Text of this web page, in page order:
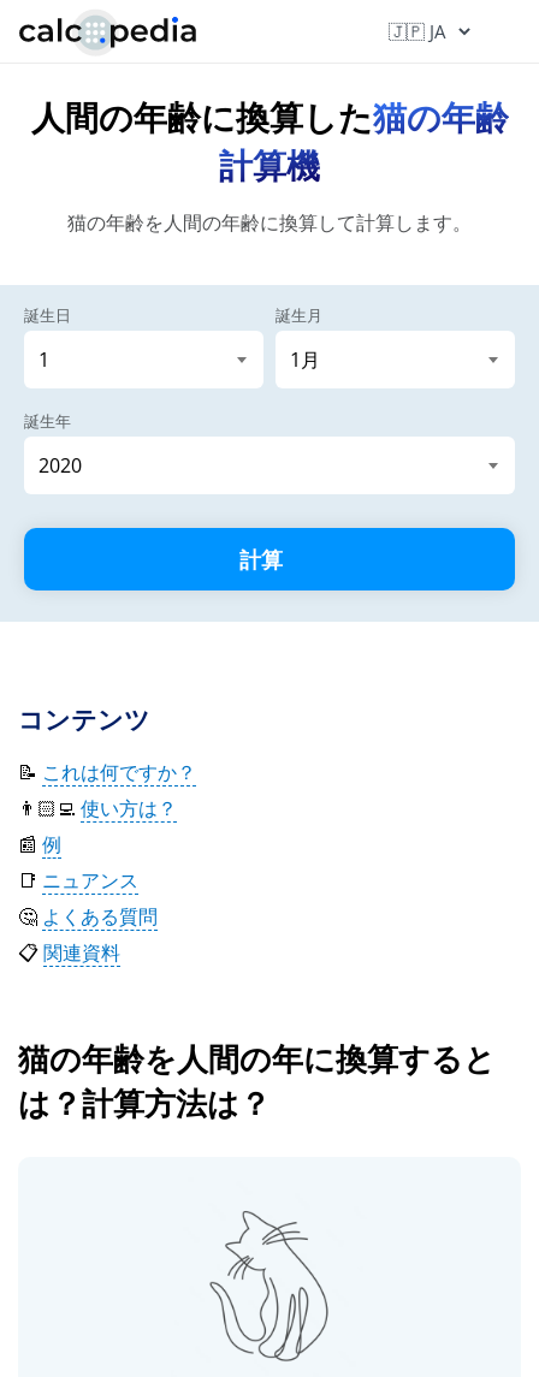
人間の年齢に換算した猫の年齢
計算機
猫の年齢を人間の年齢に換算して計算します。
誕生日 誕生月
誕生年
計算
コンテンツ
📝 これは何ですか？
👨🏻‍💻 使い方は？
📰 例
📑 ニュアンス
🤔 よくある質問
📋関連資料
猫の年齢を人間の年に換算すると
は？計算方法は？